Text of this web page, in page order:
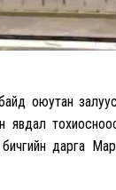
залуусын
дарга